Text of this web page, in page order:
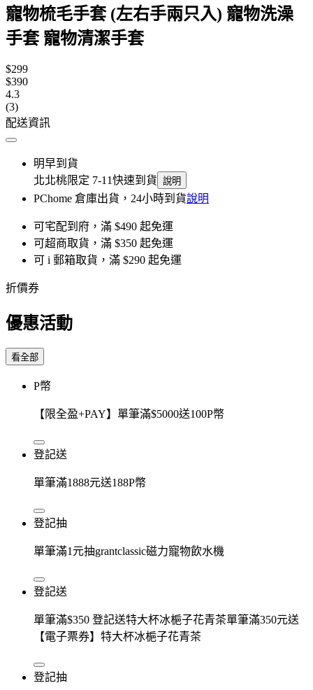
寵物梳毛手套 (左右手兩只入) 寵物洗澡
手套 寵物清潔手套
$299
$390
4.3
(3)
配送資訊
明早到貨
北北桃限定 7-11快速到貨 說明
PChome 倉庫出貨，24小時到貨說明
可宅配到府，滿 $490 起免運
可超商取貨，滿 $350 起免運
可 i 郵箱取貨，滿 $290 起免運
折價券
優惠活動
看全部
P幣
【限全盈+PAY】單筆滿$5000送100P幣
登記送
單筆滿1888元送188P幣
登記抽
單筆滿1元抽grantclassic磁力寵物飲水機
登記送
單筆滿$350 登記送特大杯冰梔子花青茶單筆滿350元送
【電子票券】特大杯冰梔子花青茶
登記抽